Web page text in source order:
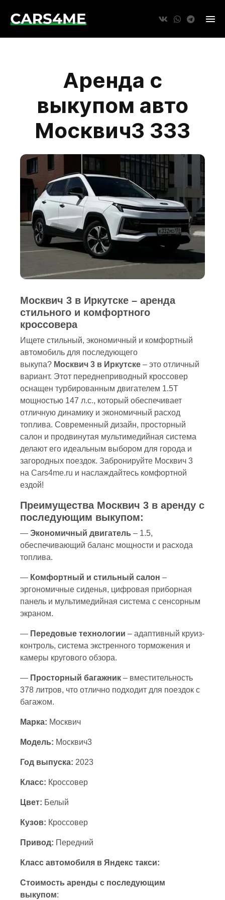
Аренда с
выкупом авто
Москвич3 333
Москвич 3 в Иркутске – аренда
стильного и комфортного
кроссовера
Ищете стильный, экономичный и комфортный
автомобиль для последующего
выкупа? Москвич 3 в Иркутске – это отличный
вариант. Этот переднеприводный кроссовер
оснащен турбированным двигателем 1.5T
мощностью 147 л.с., который обеспечивает
отличную динамику и экономичный расход
топлива. Современный дизайн, просторный
салон и продвинутая мультимедийная система
делают его идеальным выбором для города и
загородных поездок. Забронируйте Москвич 3
на Cars4me.ru и наслаждайтесь комфортной
ездой!
Преимущества Москвич 3 в аренду с
последующим выкупом:
— Экономичный двигатель – 1.5,
обеспечивающий баланс мощности и расхода
топлива.
— Комфортный и стильный салон –
эргономичные сиденья, цифровая приборная
панель и мультимедийная система с сенсорным
экраном.
— Передовые технологии – адаптивный круиз-
контроль, система экстренного торможения и
камеры кругового обзора.
— Просторный багажник – вместительность
378 литров, что отлично подходит для поездок с
багажом.
Марка: Москвич
Модель: Москвич3
Год выпуска: 2023
Класс: Кроссовер
Цвет: Белый
Кузов: Кроссовер
Привод: Передний
Класс автомобиля в Яндекс такси:
Стоимость аренды с последующим
выкупом: